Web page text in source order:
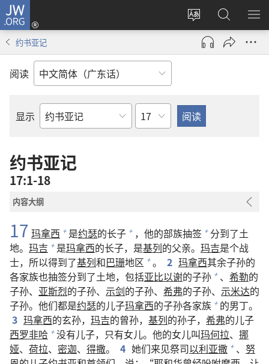
JW.ORG
更
改
网
登
录
（打
搜
索
JW.ORG
显
约书亚记
阅读
显示
圣
经
卷
章
约书亚记
17:1-18
内容大纲
17 玛拿西 + 是约瑟的长子 + ，他的部族抽签 + 分到了土
地。 玛吉 + 是玛拿西的长子，是基列的父亲。 玛吉是个战
士，所以得到了基列和巴珊地区 + 。 2 玛拿西其余子孙的
各家族也抽签分到了土地，包括亚比以谢的子孙 + 、 希勒的
子孙、 亚斯烈的子孙、 示剑的子孙、 希弗的子孙、 示米达的
子孙。他们都是约瑟的儿子玛拿西的子孙各家族 + 的男丁。
3 玛拿西的玄孙， 玛吉的曾孙， 基列的孙子， 希弗的儿子
西罗非哈 + 没有儿子，只有女儿。他的女儿叫玛何拉、 挪
娅、 荷拉、 密迦、 得撒。 4 她们来见祭司以利亚撒 + 、 努